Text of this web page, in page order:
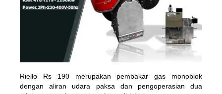
Riello Rs 190 merupakan pembakar gas monoblok
dengan aliran udara paksa dan pengoperasian dua